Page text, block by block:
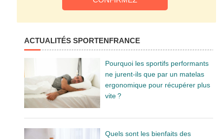
ACTUALITÉS SPORTENFRANCE
Pourquoi les sportifs performants
ne jurent-ils que par un matelas
ergonomique pour récupérer plus
vite ?
Quels sont les bienfaits des